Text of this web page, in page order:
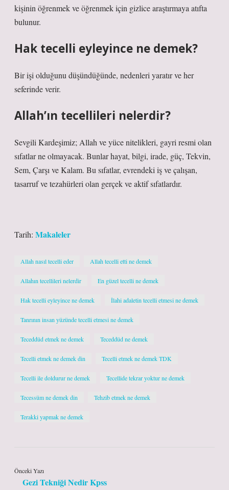
kişinin öğrenmek ve öğrenmek için gizlice araştırmaya atıfta
bulunur.
Hak tecelli eyleyince ne demek?
Bir işi olduğunu düşündüğünde, nedenleri yaratır ve her
seferinde verir.
Allah’ın tecellileri nelerdir?
Sevgili Kardeşimiz; Allah ve yüce nitelikleri, gayri resmi olan
sıfatlar ne olmayacak. Bunlar hayat, bilgi, irade, güç, Tekvin,
Sem, Çarşı ve Kalam. Bu sıfatlar, evrendeki iş ve çalışan,
tasarruf ve tezahürleri olan gerçek ve aktif sıfatlardır.
Tarih: Makaleler
Allah nasıl tecelli eder Allah tecelli etti ne demek
Allahın tecellileri nelerdir En güzel tecelli ne demek
Hak tecelli eyleyince ne demek İlahi adaletin tecelli etmesi ne demek
Tanrının insan yüzünde tecelli etmesi ne demek
Teceddüd etmek ne demek Teceddüd ne demek
Tecelli etmek ne demek din Tecelli etmek ne demek TDK
Tecelli ile doldurur ne demek Tecellide tekrar yoktur ne demek
Tecessüm ne demek din Tehzib etmek ne demek
Terakki yapmak ne demek
Önceki Yazı
Gezi Tekniği Nedir Kpss